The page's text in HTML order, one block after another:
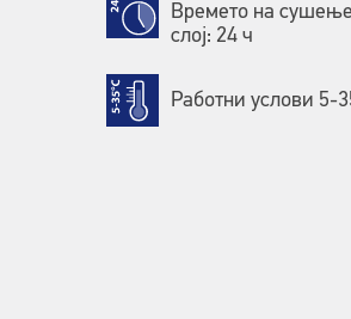
Времето на
слој: 24 ч
Работни услови 5-